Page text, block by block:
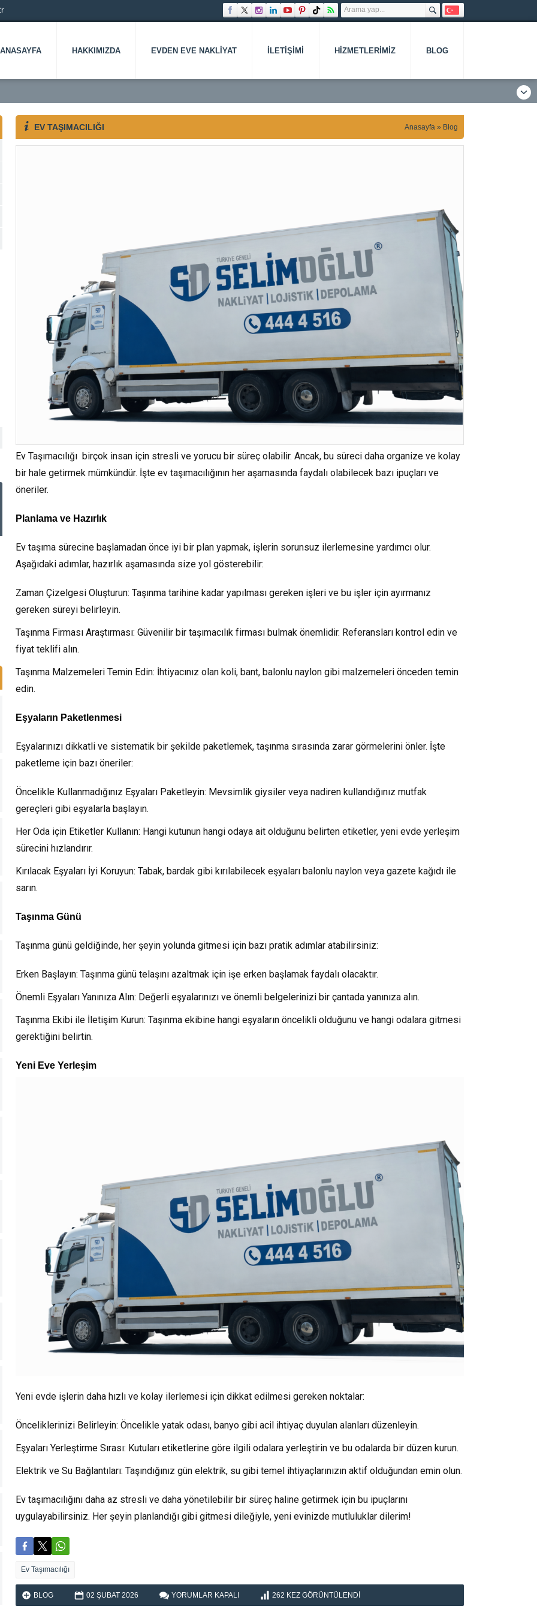
ANASAYFA HAKKIMIZDA EVDEN EVE NAKLIYAT İLETIŞIMI HIZMETLERIMIZ BLOG
EV TAŞIMACILIĞI Anasayfa » Blog
Ev Taşımacılığı birçok insan için stresli ve yorucu bir süreç olabilir. Ancak, bu süreci daha organize ve kolay
bir hale getirmek mümkündür. İşte ev taşımacılığının her aşamasında faydalı olabilecek bazı ipuçları ve
öneriler.
Planlama ve Hazırlık
Ev taşıma sürecine başlamadan önce iyi bir plan yapmak, işlerin sorunsuz ilerlemesine yardımcı olur.
Aşağıdaki adımlar, hazırlık aşamasında size yol gösterebilir:
Zaman Çizelgesi Oluşturun: Taşınma tarihine kadar yapılması gereken işleri ve bu işler için ayırmanız
gereken süreyi belirleyin.
Taşınma Firması Araştırması: Güvenilir bir taşımacılık firması bulmak önemlidir. Referansları kontrol edin ve
fiyat teklifi alın.
Taşınma Malzemeleri Temin Edin: İhtiyacınız olan koli, bant, balonlu naylon gibi malzemeleri önceden temin
edin.
Eşyaların Paketlenmesi
Eşyalarınızı dikkatli ve sistematik bir şekilde paketlemek, taşınma sırasında zarar görmelerini önler. İşte
paketleme için bazı öneriler:
Öncelikle Kullanmadığınız Eşyaları Paketleyin: Mevsimlik giysiler veya nadiren kullandığınız mutfak
gereçleri gibi eşyalarla başlayın.
Her Oda için Etiketler Kullanın: Hangi kutunun hangi odaya ait olduğunu belirten etiketler, yeni evde yerleşim
sürecini hızlandırır.
Kırılacak Eşyaları İyi Koruyun: Tabak, bardak gibi kırılabilecek eşyaları balonlu naylon veya gazete kağıdı ile
sarın.
Taşınma Günü
Taşınma günü geldiğinde, her şeyin yolunda gitmesi için bazı pratik adımlar atabilirsiniz:
Erken Başlayın: Taşınma günü telaşını azaltmak için işe erken başlamak faydalı olacaktır.
Önemli Eşyaları Yanınıza Alın: Değerli eşyalarınızı ve önemli belgelerinizi bir çantada yanınıza alın.
Taşınma Ekibi ile İletişim Kurun: Taşınma ekibine hangi eşyaların öncelikli olduğunu ve hangi odalara gitmesi
gerektiğini belirtin.
Yeni Eve Yerleşim
Yeni evde işlerin daha hızlı ve kolay ilerlemesi için dikkat edilmesi gereken noktalar:
Önceliklerinizi Belirleyin: Öncelikle yatak odası, banyo gibi acil ihtiyaç duyulan alanları düzenleyin.
Eşyaları Yerleştirme Sırası: Kutuları etiketlerine göre ilgili odalara yerleştirin ve bu odalarda bir düzen kurun.
Elektrik ve Su Bağlantıları: Taşındığınız gün elektrik, su gibi temel ihtiyaçlarınızın aktif olduğundan emin olun.
Ev taşımacılığını daha az stresli ve daha yönetilebilir bir süreç haline getirmek için bu ipuçlarını
uygulayabilirsiniz. Her şeyin planlandığı gibi gitmesi dileğiyle, yeni evinizde mutluluklar dilerim!
Ev Taşımacılığı
BLOG 02 ŞUBAT 2026
EV
TAŞIMACILIĞI
YORUMLAR KAPALI 262 KEZ GÖRÜNTÜLENDI